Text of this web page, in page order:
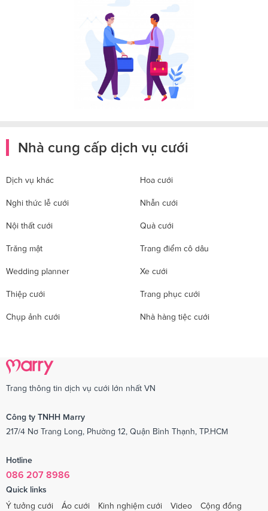
Nhà cung cấp dịch vụ cưới
Dịch vụ khác Hoa cưới
Nghi thức lễ cưới Nhẫn cưới
Nội thất cưới Quà cưới
Trăng mật Trang điểm cô dâu
Wedding planner Xe cưới
Thiệp cưới Trang phục cưới
Chụp ảnh cưới Nhà hàng tiệc cưới
Trang thông tin dịch vụ cưới lớn nhất VN
Công ty TNHH Marry
217/4 Nơ Trang Long, Phường 12, Quận Bình Thạnh, TP.HCM
Hotline
086 207 8986
Quick links
Ý tưởng cưới
Áo cưới Kinh nghiệm cưới Video Cộng đồng